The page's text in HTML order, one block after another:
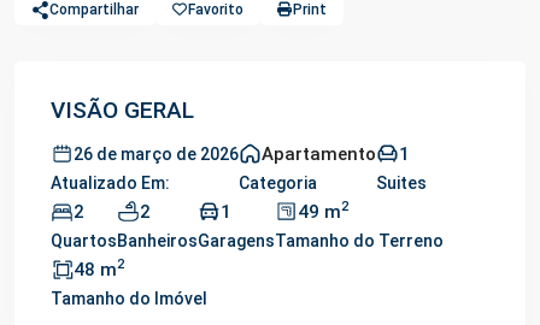
Compartilhar Favorito Print
VISÃO GERAL
26 de março de 2026
Atualizado Em:
Apartamento
Categoria
1
Suites
2
Quartos
2
Banheiros
1
Garagens
49 m2
Tamanho do Terreno
48 m2
Tamanho do Imóvel